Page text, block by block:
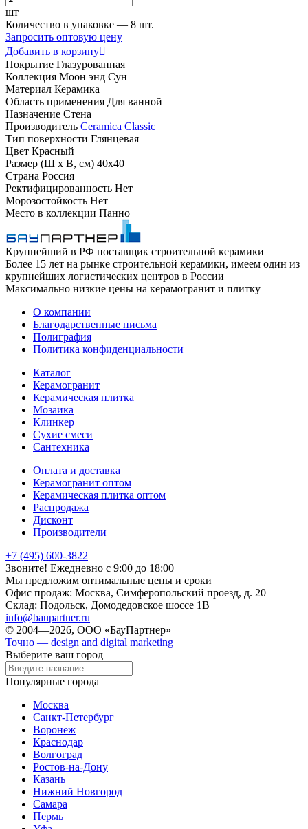
шт
Количество в упаковке — 8 шт.
Запросить оптовую цену
Добавить в корзину
Покрытие Глазурованная
Коллекция Моон энд Сун
Материал Керамика
Область применения Для ванной
Назначение Стена
Производитель Ceramica Classic
Тип поверхности Глянцевая
Цвет Красный
Размер (Ш х В, см) 40х40
Страна Россия
Ректифицированность Нет
Морозостойкость Нет
Место в коллекции Панно
Крупнейший в РФ поставщик строительной керамики
Более 15 лет на рынке строительной керамики, имеем один из
крупнейших логистических центров в России
Максимально низкие цены на керамогранит и плитку
О компании
Благодарственные письма
Полиграфия
Политика конфиденциальности
Каталог
Керамогранит
Керамическая плитка
Мозаика
Клинкер
Сухие смеси
Сантехника
Оплата и доставка
Керамогранит оптом
Керамическая плитка оптом
Распродажа
Дисконт
Производители
+7 (495) 600-3822
Звоните! Ежедневно с 9:00 до 18:00
Мы предложим оптимальные цены и сроки
Офис продаж: Москва, Симферопольский проезд, д. 20
Склад: Подольск, Домодедовское шоссе 1В
info@baupartner.ru
© 2004—2026, ООО «БауПартнер»
Точно — design and digital marketing
Выберите ваш город
Популярные города
Москва
Санкт-Петербург
Воронеж
Краснодар
Волгоград
Ростов-на-Дону
Казань
Нижний Новгород
Самара
Пермь